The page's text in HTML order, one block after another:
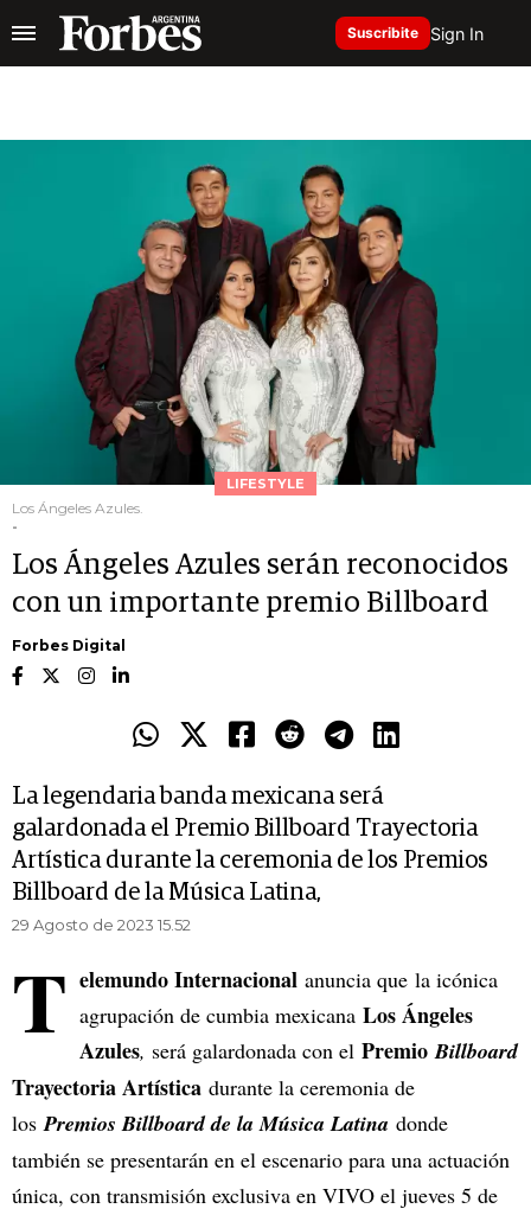
Suscribite Sign In
LIFESTYLE
Los Ángeles Azules.
-
Los Ángeles Azules serán reconocidos
con un importante premio Billboard
Forbes Digital
La legendaria banda mexicana será
galardonada el Premio Billboard Trayectoria
Artística durante la ceremonia de los Premios
Billboard de la Música Latina,
29 Agosto de 2023 15.52
T elemundo Internacional anuncia que la icónica
agrupación de cumbia mexicana Los Ángeles
Azules, será galardonada con el PremioBillboard
Trayectoria Artística durante la ceremonia de
losPremios Billboard de la Música Latina donde
también se presentarán en el escenario para una actuación
única, con transmisión exclusiva en VIVO el jueves 5 de